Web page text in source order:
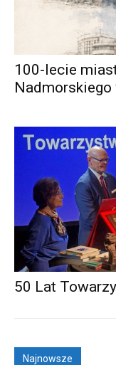
100-lecie
Nadmorskiego
50 Lat
Najnowsze